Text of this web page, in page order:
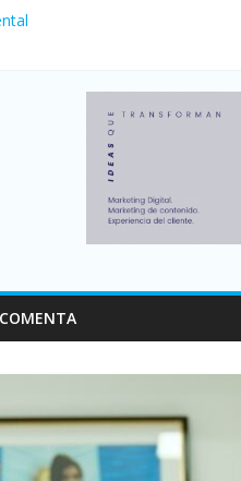
turístico: 4,6 millones de
un 12,6% interanual